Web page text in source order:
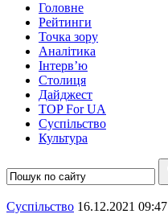
Головне
Рейтинги
Точка зору
Аналітика
Інтерв’ю
Столиця
Дайджест
TOP For UA
Суспiльство
Культура
Суспiльство 16.12.2021 09:47